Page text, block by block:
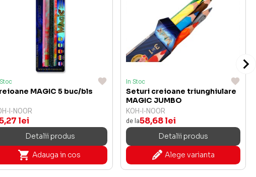
MAGIC 5 buc/bls
I-NOOR
lei
Detalii produs
Adauga in cos
In Stoc
Seturi creioane triunghiulare
MAGIC JUMBO
KOH-I-NOOR
de la58,68 lei
Detalii produs
Alege varianta